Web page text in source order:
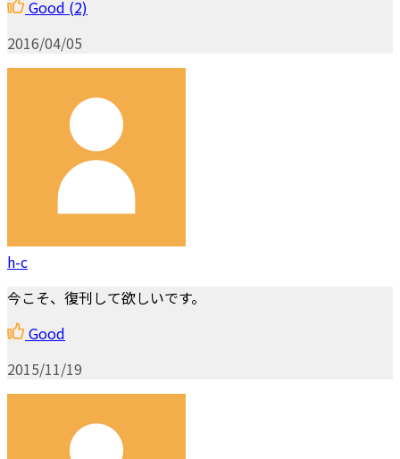
Good (2)
2016/04/05
h-c
今こそ、復刊して欲しいです。
Good
2015/11/19